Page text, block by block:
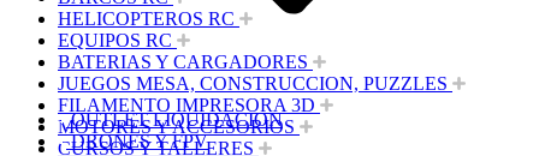
HELICOPTEROS RC
EQUIPOS RC
BATERIAS Y CARGADORES
JUEGOS MESA, CONSTRUCCION, PUZZLES
FILAMENTO IMPRESORA 3D
MOTORES Y ACCESORIOS
CURSOS Y TALLERES
OUTLET LIQUIDACION
DRONES Y FPV